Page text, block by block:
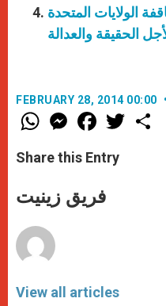
الولايات المتحدة
الحقيقة والعدالة
FEBRUARY 28, 2014 00:00
W
h
t
s
p
p
M
e
s
e
g
e
F
a
e
b
o
k
w
Share this Entry
فريق زينيت
View all articles